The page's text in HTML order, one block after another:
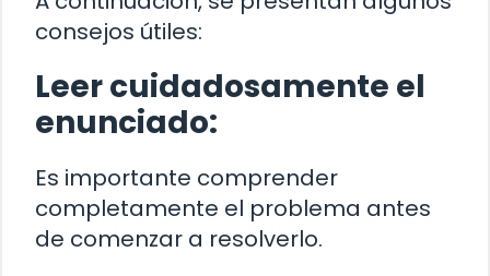
consejos útiles:
Leer cuidadosamente el
enunciado:
Es importante comprender
completamente el problema antes
de comenzar a resolverlo.